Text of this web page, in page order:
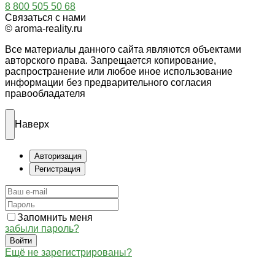
8 800 505 50 68
Связаться с нами
© aroma-reality.ru
Все материалы данного сайта являются объектами
авторского права. Запрещается копирование,
распространение или любое иное использование
информации без предварительного согласия
правообладателя
Наверх
Авторизация
Регистрация
Запомнить меня
забыли пароль?
Войти
Ещё не зарегистрированы?